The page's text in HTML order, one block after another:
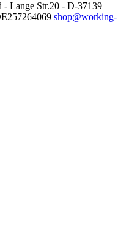
- Lange Str.20 - D-37139
shop@working-